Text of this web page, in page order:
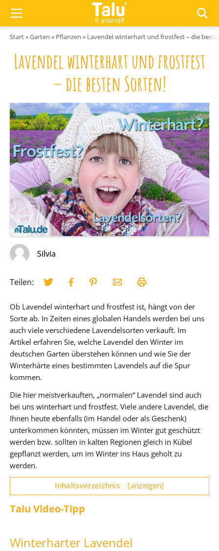
Start»Garten » Pflanzen » Lavendel winterhart und frostfest – die
Lavendel winterhart und frostfest
– die besten Sorten!
Silvia
Teilen:
Ob Lavendel winterhart und frostfest ist, hängt von der
Sorte ab. In Zeiten eines globalen Handels werden bei uns
auch viele verschiedene Lavendelsorten verkauft. Im
Artikel erfahren Sie, welche Lavendel den Winter im
deutschen Garten überstehen können und wie Sie der
Winterhärte eines bestimmten Lavendels auf die Spur
kommen.
Die hier meistverkauften, „normalen“ Lavendel sind auch
bei uns winterhart und frostfest. Viele andere Lavendel, die
Ihnen heute ebenfalls (im Handel oder als Geschenk)
unterkommen könnten, müssen im Winter gut geschützt
werden bzw. sollten in kalten Regionen gleich in Kübel
gepflanzt werden, um im Winter ins Haus geholt zu
werden.
Inhaltsverzeichnis [anzeigen]
Talu Video-Tipp
Winterharter Lavendel